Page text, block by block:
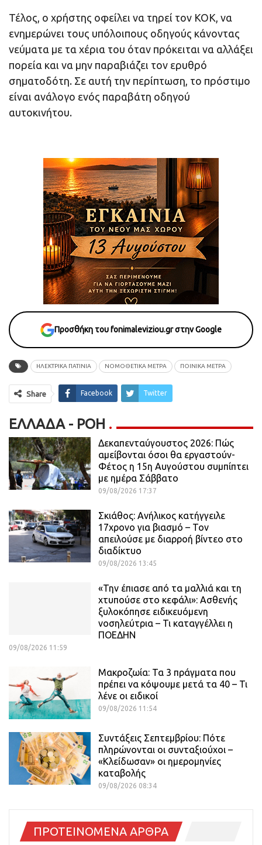
Τέλος, ο χρήστης οφείλει να τηρεί τον ΚΟΚ, να
ενημερώνει τους υπόλοιπους οδηγούς κάνοντας
νεύματα με τα χέρια του όταν πρόκειται να αλλάξει
πορεία και να μην παραβιάζει τον ερυθρό
σηματοδότη. Σε αυτή την περίπτωση, το πρόστιμο
είναι ανάλογο ενός παραβάτη οδηγού
αυτοκινήτου.
Προσθήκη του fonimaleviziou.gr στην Google
ΗΛΕΚΤΡΙΚΑ ΠΑΤΙΝΙΑ ΝΟΜΟΘΕΤΙΚΑ ΜΕΤΡΑ ΠΟΙΝΙΚΑ ΜΕΤΡΑ
Share Facebook Twitter
ΕΛΛΆΔΑ - ΡΟΗ
Δεκαπενταύγουστος 2026: Πώς
αμείβονται όσοι θα εργαστούν-
Φέτος η 15η Αυγούστου συμπίπτει
με ημέρα Σάββατο
09/08/2026 17:37
Σκιάθος: Ανήλικος κατήγγειλε
17χρονο για βιασμό – Τον
απειλούσε με διαρροή βίντεο στο
διαδίκτυο
09/08/2026 13:45
«Την έπιασε από τα μαλλιά και τη
χτυπούσε στο κεφάλι»: Ασθενής
ξυλοκόπησε ειδικευόμενη
νοσηλεύτρια – Τι καταγγέλλει η
ΠΟΕΔΗΝ
09/08/2026 11:59
Μακροζωία: Τα 3 πράγματα που
πρέπει να κόψουμε μετά τα 40 – Τι
λένε οι ειδικοί
09/08/2026 11:54
Συντάξεις Σεπτεμβρίου: Πότε
πληρώνονται οι συνταξιούχοι –
«Κλείδωσαν» οι ημερομηνίες
καταβολής
09/08/2026 08:34
ΠΡΟΤΕΙΝΟΜΕΝΑ ΑΡΘΡΑ